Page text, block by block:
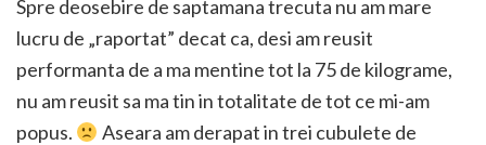
Spre deosebire de saptamana trecuta nu am mare
lucru de „raportat” decat ca, desi am reusit
performanta de a ma mentine tot la 75 de kilograme,
nu am reusit sa ma tin in totalitate de tot ce mi-am
popus.
Aseara am derapat in trei cubulete de